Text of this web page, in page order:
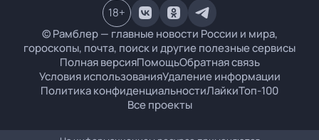
© Рамблер — главные новости России и мира,
гороскопы, почта, поиск и другие полезные сервисы
Полная версияПомощьОбратная связь
Условия использованияУдаление информации
Политика конфиденциальностиЛайкиТоп-100
Все проекты
18+